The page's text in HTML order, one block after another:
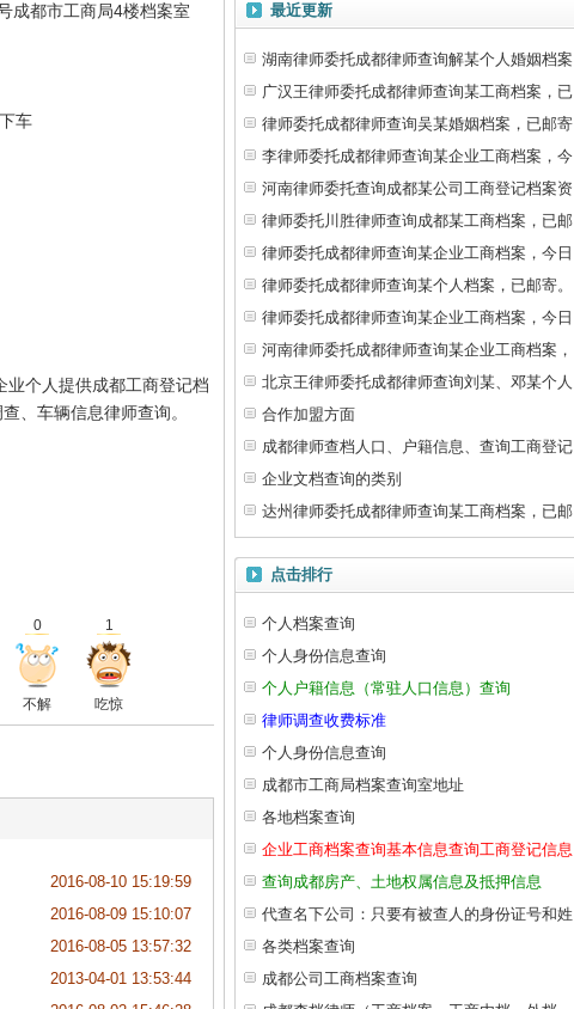
成都市工商局4楼档案室
车
个人提供成都工商登记档
、车辆信息律师查询。
0 1
不解 吃惊
2016-08-10 15:19:59
2016-08-09 15:10:07
2016-08-05 13:57:32
2013-04-01 13:53:44
最近更新
湖南律师委托成都律师查询解某个人婚姻档案
广汉王律师委托成都律师查询某工商档案，已
律师委托成都律师查询吴某婚姻档案，已邮寄
李律师委托成都律师查询某企业工商档案，今
河南律师委托查询成都某公司工商登记档案资
律师委托川胜律师查询成都某工商档案，已邮
律师委托成都律师查询某企业工商档案，今日
律师委托成都律师查询某个人档案，已邮寄。
律师委托成都律师查询某企业工商档案，今日
河南律师委托成都律师查询某企业工商档案，
北京王律师委托成都律师查询刘某、邓某个人
合作加盟方面
成都律师查档人口、户籍信息、查询工商登记
企业文档查询的类别
达州律师委托成都律师查询某工商档案，已邮
点击排行
个人档案查询
个人身份信息查询
个人户籍信息（常驻人口信息）查询
律师调查收费标准
个人身份信息查询
成都市工商局档案查询室地址
各地档案查询
企业工商档案查询基本信息查询工商登记信息
查询成都房产、土地权属信息及抵押信息
代查名下公司：只要有被查人的身份证号和姓
各类档案查询
成都公司工商档案查询